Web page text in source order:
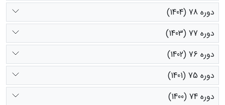
دوره 78 (1404)
دوره 77 (1403)
دوره 76 (1402)
دوره 75 (1401)
دوره 74 (1400)